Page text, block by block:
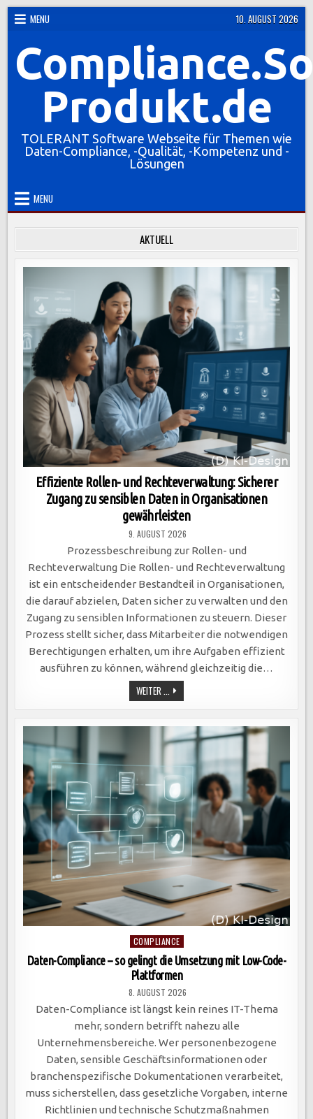
Skip
content
MENU 10. AUGUST 2026
Produkt.de
TOLERANT Software Webseite für Themen wie
Daten-Compliance, -Qualität, -Kompetenz und -
Lösungen
MENU
AKTUELL
Effiziente Rollen- und Rechteverwaltung: Sicherer
Zugang zu sensiblen Daten in Organisationen
gewährleisten
9. AUGUST 2026
Prozessbeschreibung zur Rollen- und
Rechteverwaltung Die Rollen- und Rechteverwaltung
ist ein entscheidender Bestandteil in Organisationen,
die darauf abzielen, Daten sicher zu verwalten und den
Zugang zu sensiblen Informationen zu steuern. Dieser
Prozess stellt sicher, dass Mitarbeiter die notwendigen
Berechtigungen erhalten, um ihre Aufgaben effizient
ausführen zu können, während gleichzeitig die…
WEITER ... EFFIZIENTE
ROLLEN-
UND
RECHTEVERWALTUNG:
SICHERER
ZUGANG
ZU
DATEN
ORGANISATIONEN
GEWÄHRLEISTEN
Posted
in
COMPLIANCE
Daten-Compliance – so gelingt die Umsetzung mit Low-Code-
Plattformen
8. AUGUST 2026
Daten-Compliance ist längst kein reines IT-Thema
mehr, sondern betrifft nahezu alle
Unternehmensbereiche. Wer personenbezogene
Daten, sensible Geschäftsinformationen oder
branchenspezifische Dokumentationen verarbeitet,
muss sicherstellen, dass gesetzliche Vorgaben, interne
Richtlinien und technische Schutzmaßnahmen